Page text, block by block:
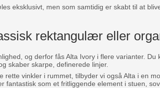
eksklusivt, men som samtidig er skabt til at
rektangulær eller
og derfor fås Alta Ivory i flere varianter.
skaber skarpe, definerede linjer.
rette vinkler i rummet, tilbyder vi også Alta i en
fantastisk som et fritliggende element i stuen,